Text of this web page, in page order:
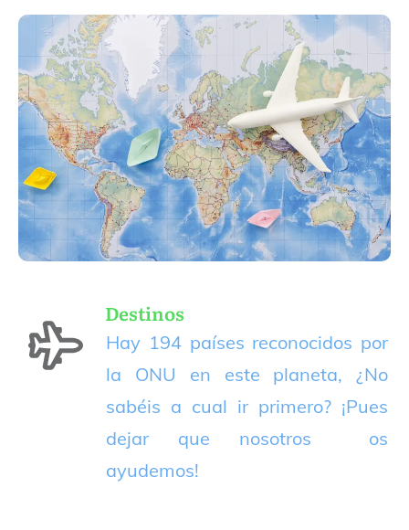
Destinos
Hay 194 países reconocidos por
la ONU en este planeta, ¿No
sabéis a cual ir primero? ¡Pues
dejar que nosotros os
ayudemos!